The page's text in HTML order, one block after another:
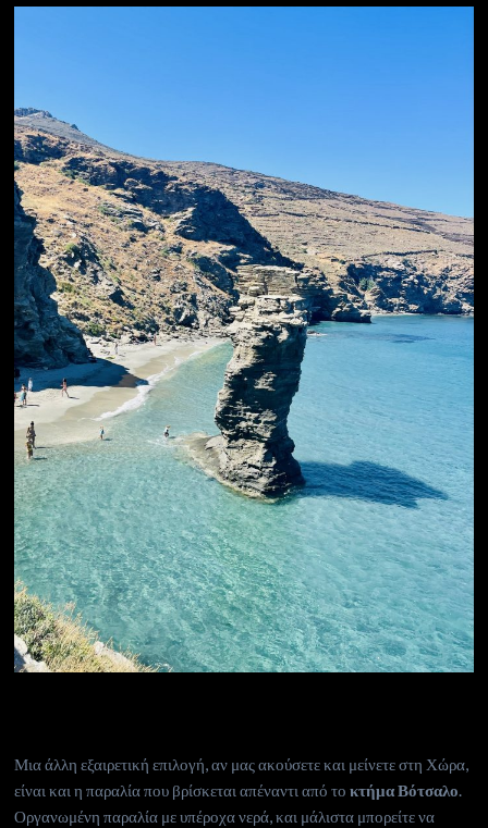
Μια άλλη εξαιρετική επιλογή, αν μας ακούσετε και μείνετε στη Χώρα,
είναι και η παραλία που βρίσκεται απέναντι από το κτήμα Βότσαλο.
Οργανωμένη παραλία με υπέροχα νερά, και μάλιστα μπορείτε να